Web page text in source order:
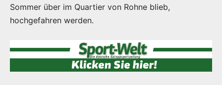
Sommer über im Quartier von Rohne blieb,
hochgefahren werden.